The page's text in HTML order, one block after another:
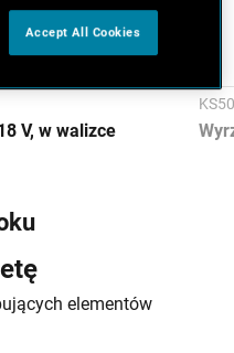
V, w walizce
elementów
Accept All Cookies